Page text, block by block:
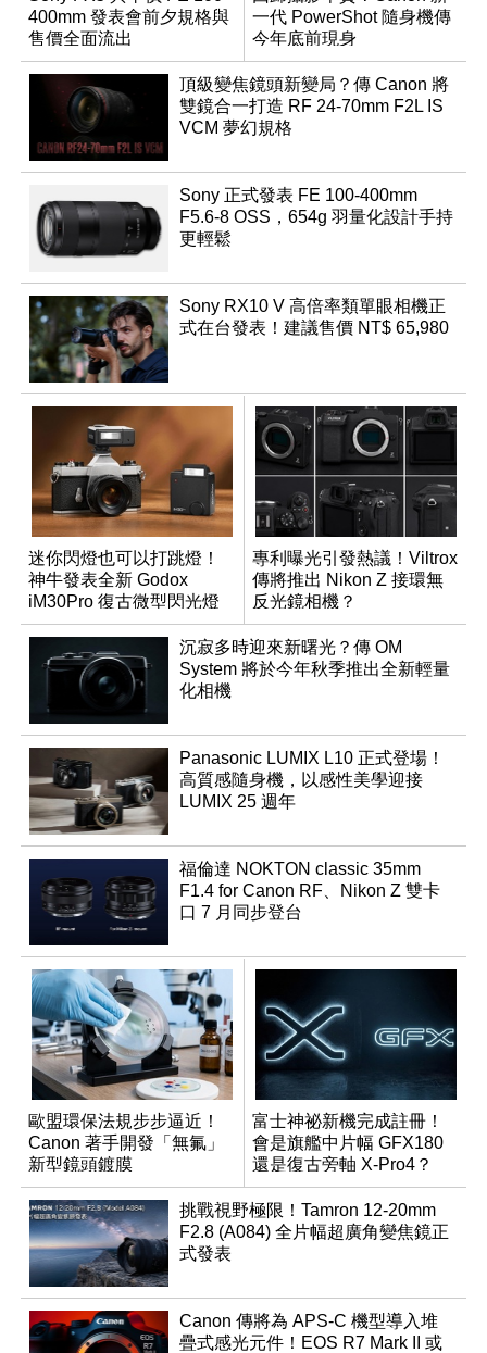
400mm 發表會前夕規格與
售價全面流出
一代 PowerShot 隨身機傳
今年底前現身
頂級變焦鏡頭新變局？傳 Canon 將
雙鏡合一打造 RF 24-70mm F2L IS
VCM 夢幻規格
Sony 正式發表 FE 100-400mm
F5.6-8 OSS，654g 羽量化設計手持
更輕鬆
Sony RX10 V 高倍率類單眼相機正
式在台發表！建議售價 NT$ 65,980
迷你閃燈也可以打跳燈！
神牛發表全新 Godox
iM30Pro 復古微型閃光燈
專利曝光引發熱議！Viltrox
傳將推出 Nikon Z 接環無
反光鏡相機？
沉寂多時迎來新曙光？傳 OM
System 將於今年秋季推出全新輕量
化相機
Panasonic LUMIX L10 正式登場！
高質感隨身機，以感性美學迎接
LUMIX 25 週年
福倫達 NOKTON classic 35mm
F1.4 for Canon RF、Nikon Z 雙卡
口 7 月同步登台
歐盟環保法規步步逼近！
Canon 著手開發「無氟」
新型鏡頭鍍膜
富士神祕新機完成註冊！
會是旗艦中片幅 GFX180
還是復古旁軸 X-Pro4？
挑戰視野極限！Tamron 12-20mm
F2.8 (A084) 全片幅超廣角變焦鏡正
式發表
Canon 傳將為 APS-C 機型導入堆
疊式感光元件！EOS R7 Mark II 或